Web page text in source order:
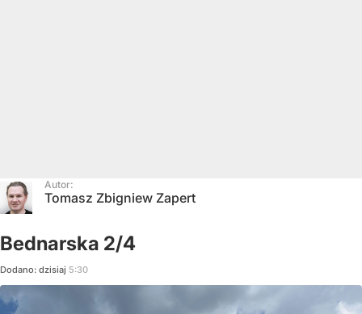
Autor:
Tomasz Zbigniew Zapert
Bednarska 2/4
Dodano: dzisiaj 5:30